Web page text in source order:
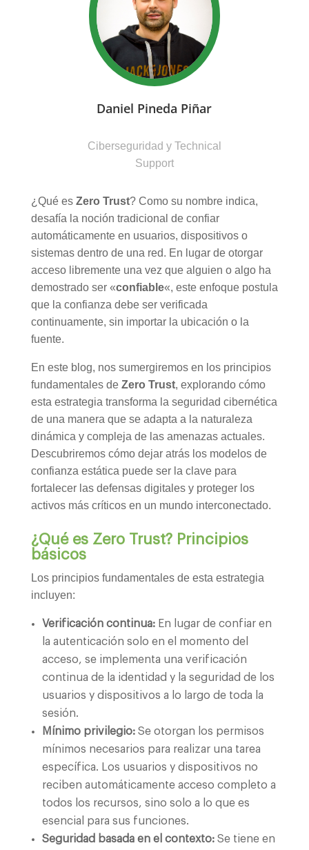
Daniel Pineda Piñar
Ciberseguridad y Technical
Support
¿Qué es Zero Trust? Como su nombre indica,
desafía la noción tradicional de confiar
automáticamente en usuarios, dispositivos o
sistemas dentro de una red. En lugar de otorgar
acceso libremente una vez que alguien o algo ha
demostrado ser «confiable«, este enfoque postula
que la confianza debe ser verificada
continuamente, sin importar la ubicación o la
fuente.
En este blog, nos sumergiremos en los principios
fundamentales de Zero Trust, explorando cómo
esta estrategia transforma la seguridad cibernética
de una manera que se adapta a la naturaleza
dinámica y compleja de las amenazas actuales.
Descubriremos cómo dejar atrás los modelos de
confianza estática puede ser la clave para
fortalecer las defensas digitales y proteger los
activos más críticos en un mundo interconectado.
¿Qué es Zero Trust? Principios
básicos
Los principios fundamentales de esta estrategia
incluyen:
Verificación continua:En lugar de confiar en
la autenticación solo en el momento del
acceso, se implementa una verificación
continua de la identidad y la seguridad de los
usuarios y dispositivos a lo largo de toda la
sesión.
Mínimo privilegio:Se otorgan los permisos
mínimos necesarios para realizar una tarea
específica. Los usuarios y dispositivos no
reciben automáticamente acceso completo a
todos los recursos, sino solo a lo que es
esencial para sus funciones.
Seguridad basada en el contexto:Se tiene en